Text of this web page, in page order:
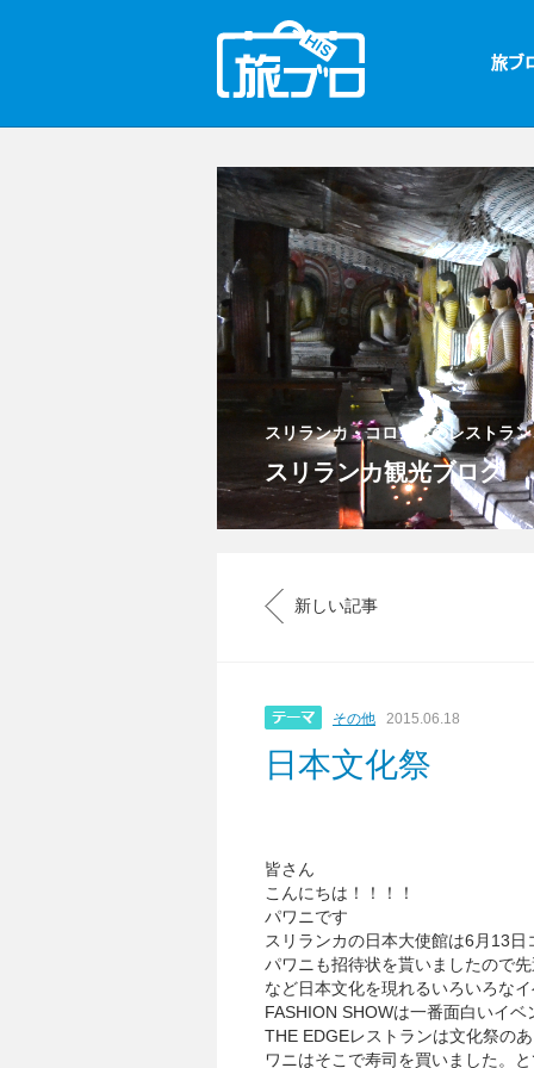
スリランカ・コロンボのレストラ
スリランカ観光ブログ
新しい記事
その他 2015.06.18
日本文化祭
皆さん
こんにちは！！！！
パワニです
スリランカの日本大使館は6月13
パワニも招待状を貰いましたので
など日本文化を現れるいろいろな
FASHION SHOWは一番面白いイ
THE EDGEレストランは文化祭の
ワニはそこで寿司を買いました。